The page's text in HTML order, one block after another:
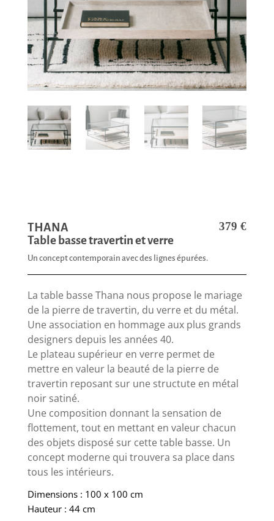
THANA
Table basse travertin et verre
Un concept contemporain avec des lignes épurées.
379€
La table basse Thana nous propose le mariage
de la pierre de travertin, du verre et du métal.
Une association en hommage aux plus grands
designers depuis les années 40.
Le plateau supérieur en verre permet de
mettre en valeur la beauté de la pierre de
travertin reposant sur une structute en métal
noir satiné.
Une composition donnant la sensation de
flottement, tout en mettant en valeur chacun
des objets disposé sur cette table basse. Un
concept moderne qui trouvera sa place dans
tous les intérieurs.
Dimensions : 100 x 100 cm
Hauteur : 44 cm